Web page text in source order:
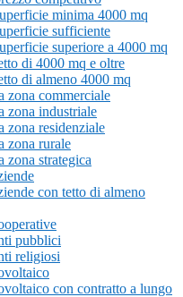
minima 4000 mq
sufficiente
superiore a 4000 mq
di 4000 mq e oltre
di almeno 4000 mq
zona commerciale
zona industriale
zona residenziale
zona rurale
zona strategica
con tetto di almeno
pubblici
religiosi
con contratto a lungo